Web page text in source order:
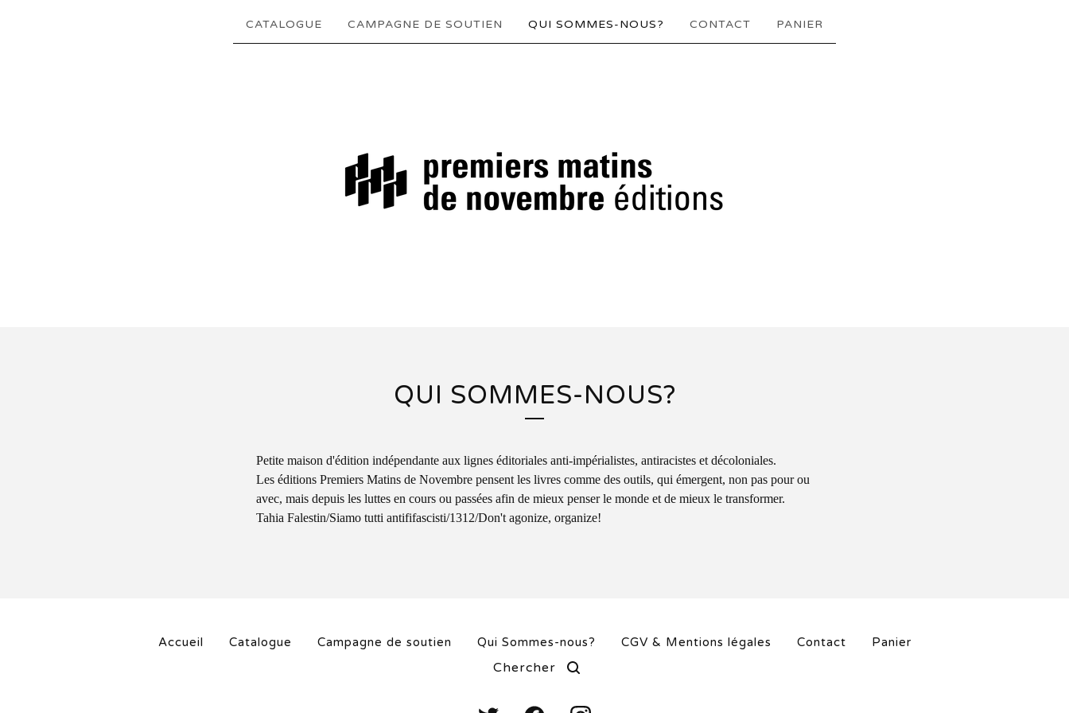
CATALOGUE CAMPAGNE DE SOUTIEN QUI SOMMES-NOUS? CONTACT PANIER
QUI SOMMES-NOUS?
Petite maison d'édition indépendante aux lignes éditoriales anti-impérialistes, antiracistes et décoloniales.
Les éditions Premiers Matins de Novembre pensent les livres comme des outils, qui émergent, non pas pour ou
avec, mais depuis les luttes en cours ou passées afin de mieux penser le monde et de mieux le transformer.
Tahia Falestin/Siamo tutti antififascisti/1312/Don't agonize, organize!
Accueil Catalogue Campagne de soutien Qui Sommes-nous? CGV & Mentions légales Contact
Panier
Chercher...